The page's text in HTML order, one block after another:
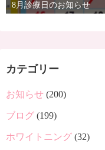
8月診療日のお知らせ
カテゴリー
お知らせ (200)
ブログ (199)
ホワイトニング (32)